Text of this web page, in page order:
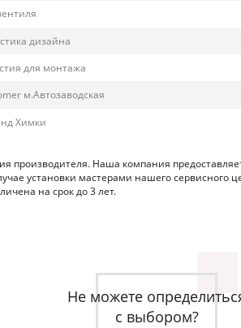
дизайна
для монтажа
м.Автозаводская
Химки
производителя. Наша компания
установки мастерами нашего сервисного
на срок до 3 лет.
Не можете
с выбором?